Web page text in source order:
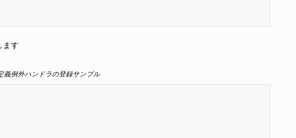
ます
義例外ハンドラの登録サンプル